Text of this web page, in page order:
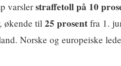
varslerstraffetoll på 10
økende til 25 prosent fra 1.
Norske og europeiske